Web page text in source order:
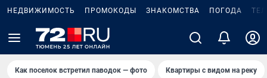
НЕДВИЖИМОСТЬ ПРОМОКОДЫ ЗНАКОМСТВА ПОГОДА
Как поселок встретил паводок — фото Квартиры с видом на реку